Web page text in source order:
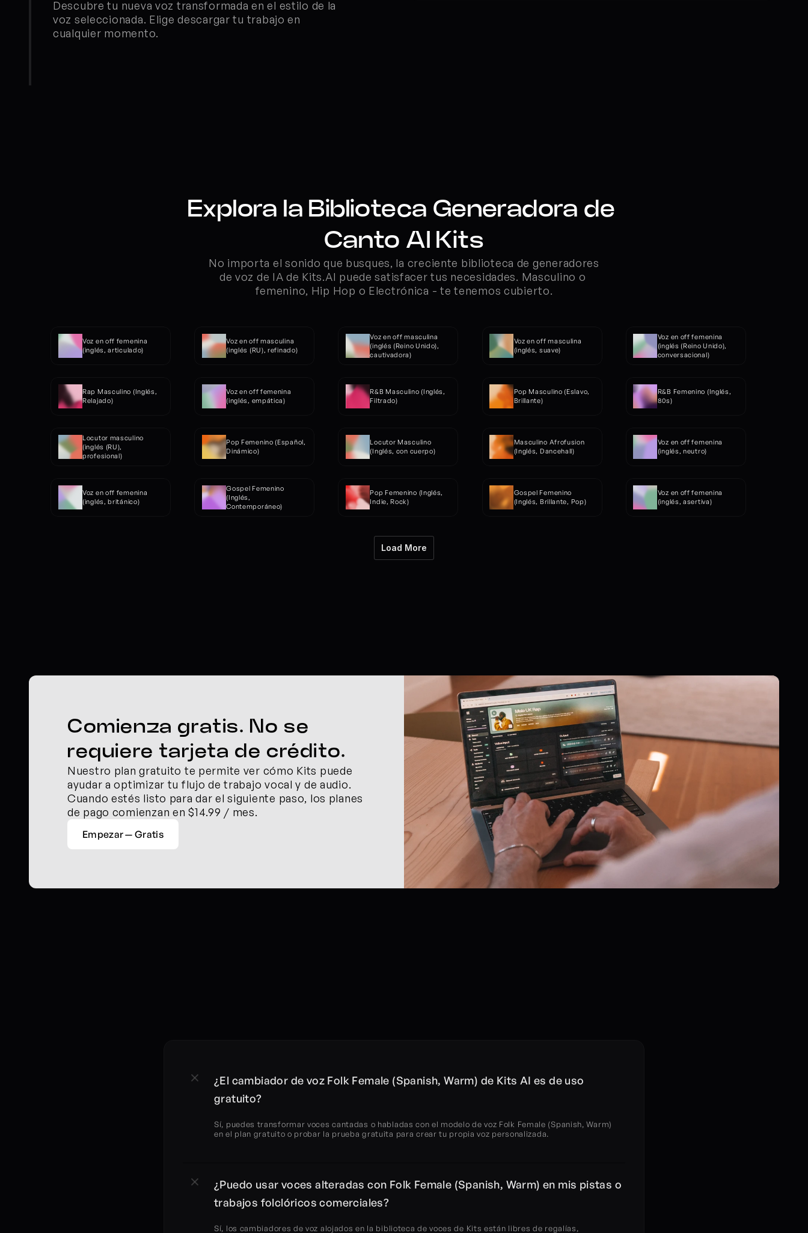
Descubre tu nueva voz transformada en el estilo de la
voz seleccionada. Elige descargar tu trabajo en
cualquier momento.
Explora la Biblioteca Generadora de
Canto AI Kits
No importa el sonido que busques, la creciente biblioteca de generadores
de voz de IA de Kits.AI puede satisfacer tus necesidades. Masculino o
femenino, Hip Hop o Electrónica - te tenemos cubierto.
Voz en off femenina
(inglés, articulado)
Voz en off masculina
(inglés (RU), refinado)
Voz en off masculina
(inglés (Reino Unido),
cautivadora)
Voz en off masculina
(inglés, suave)
Voz en off femenina
(inglés (Reino Unido),
conversacional)
Rap Masculino (Inglés,
Relajado)
Voz en off femenina
(inglés, empática)
R&B Masculino (Inglés,
Filtrado)
Pop Masculino (Eslavo,
Brillante)
R&B Femenino (Inglés,
80s)
Locutor masculino
(inglés (RU),
profesional)
Pop Femenino (Español,
Dinámico)
Locutor Masculino
(Inglés, con cuerpo)
Masculino Afrofusion
(Inglés, Dancehall)
Voz en off femenina
(inglés, neutro)
Voz en off femenina
(inglés, británico)
Gospel Femenino
(Inglés,
Contemporáneo)
Pop Femenino (Inglés,
Indie, Rock)
Gospel Femenino
(Inglés, Brillante, Pop)
Voz en off femenina
(inglés, asertiva)
Load More
Comienza gratis. No se
requiere tarjeta de crédito.
Nuestro plan gratuito te permite ver cómo Kits puede
ayudar a optimizar tu flujo de trabajo vocal y de audio.
Cuando estés listo para dar el siguiente paso, los planes
de pago comienzan en $14.99 / mes.
Empezar — Gratis
¿El cambiador de voz Folk Female (Spanish, Warm) de Kits AI es de uso
gratuito?
Sí, puedes transformar voces cantadas o habladas con el modelo de voz Folk Female (Spanish, Warm)
en el plan gratuito o probar la prueba gratuita para crear tu propia voz personalizada.
¿Puedo usar voces alteradas con Folk Female (Spanish, Warm) en mis pistas o
trabajos folclóricos comerciales?
Sí, los cambiadores de voz alojados en la biblioteca de voces de Kits están libres de regalías,